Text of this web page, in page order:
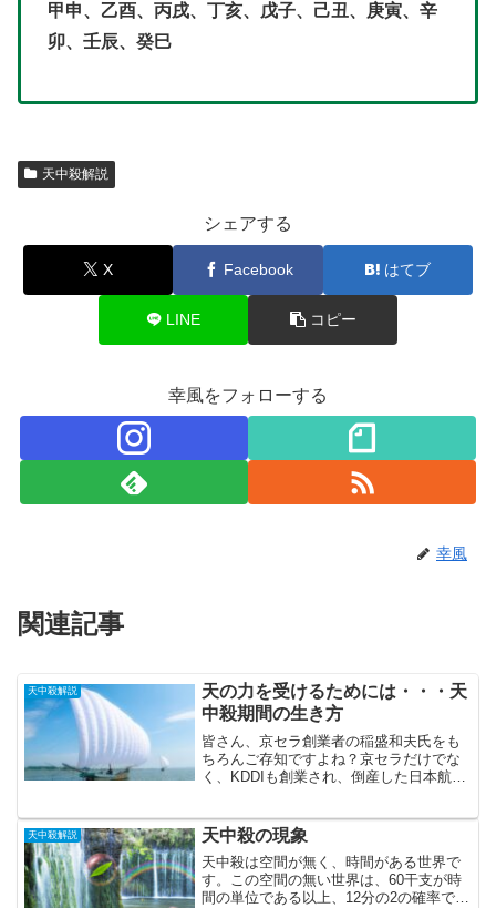
甲申、乙酉、丙戌、丁亥、戊子、己丑、庚寅、辛
卯、壬辰、癸巳
天中殺解説
シェアする
X Facebook はてブ
LINE コピー
幸風をフォローする
幸風
関連記事
天中殺解説
天の力を受けるためには・・・天
中殺期間の生き方
皆さん、京セラ創業者の稲盛和夫氏をも
ちろんご存知ですよね？京セラだけでな
く、KDDIも創業され、倒産した日本航空
者のための塾も開いておられました。稲
盛氏は「京セラフィロ...
天中殺解説 天中殺の現象
天中殺は空間が無く、時間がある世界で
す。この空間の無い世界は、60干支が時
間の単位である以上、12分の2の確率で巡